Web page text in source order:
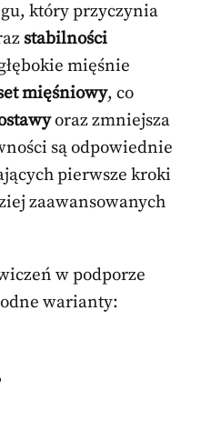
który przyczynia
stabilności
mięśnie
mięśniowy, co
oraz zmniejsza
są odpowiednie
pierwsze kroki
zaawansowanych
w podporze
warianty: